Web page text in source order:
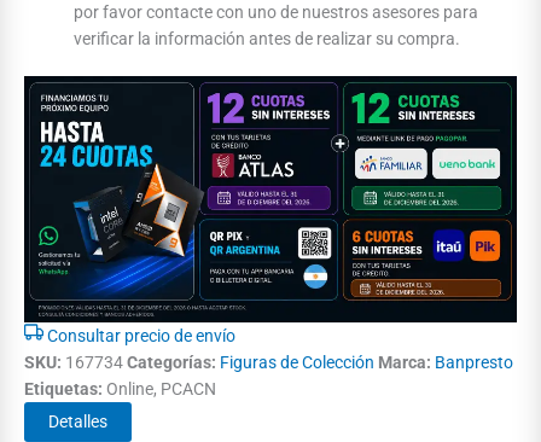
por favor contacte con uno de nuestros asesores para
verificar la información antes de realizar su compra.
Consultar precio de envío
SKU: 167734Categorías: Figuras de Colección Marca: Banpresto
Etiquetas: Online, PCACN
Detalles